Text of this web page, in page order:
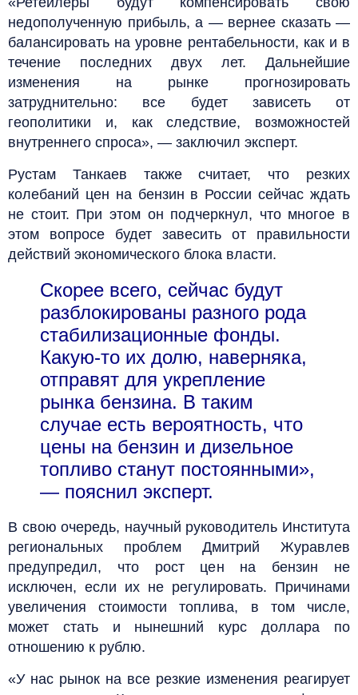
недополученную прибыль, а — вернее сказать —
балансировать на уровне рентабельности, как и в
течение последних двух лет. Дальнейшие
изменения на рынке прогнозировать
затруднительно: все будет зависеть от
геополитики и, как следствие, возможностей
внутреннего спроса», — заключил эксперт.
Рустам Танкаев также считает, что резких
колебаний цен на бензин в России сейчас ждать
не стоит. При этом он подчеркнул, что многое в
этом вопросе будет завесить от правильности
действий экономического блока власти.
Скорее всего, сейчас будут
разблокированы разного рода
стабилизационные фонды.
Какую-то их долю, наверняка,
отправят для укрепление
рынка бензина. В таким
случае есть вероятность, что
цены на бензин и дизельное
топливо станут постоянными»,
— пояснил эксперт.
В свою очередь, научный руководитель Института
региональных проблем Дмитрий Журавлев
предупредил, что рост цен на бензин не
исключен, если их не регулировать. Причинами
увеличения стоимости топлива, в том числе,
может стать и нынешний курс доллара по
отношению к рублю.
«У нас рынок на все резкие изменения реагирует